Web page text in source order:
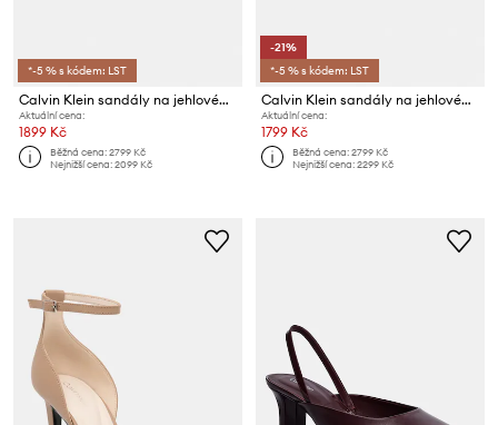
*-5 % s kódem: LST
Calvin Klein sandály na jehlovém podpatku kožené KITT HEEL SNDL DOUBLE STRAP LTH
Aktuální cena:
1899 Kč
Běžná cena:2799 Kč
Nejnižší cena:2099 Kč
-21%
*-5 % s kódem: LST
Calvin Klein sandály na jehlovém podpatku kožené KITT HEEL SNDL DOUBLE STRAP LTH
Aktuální cena:
1799 Kč
Běžná cena:2799 Kč
Nejnižší cena:2299 Kč